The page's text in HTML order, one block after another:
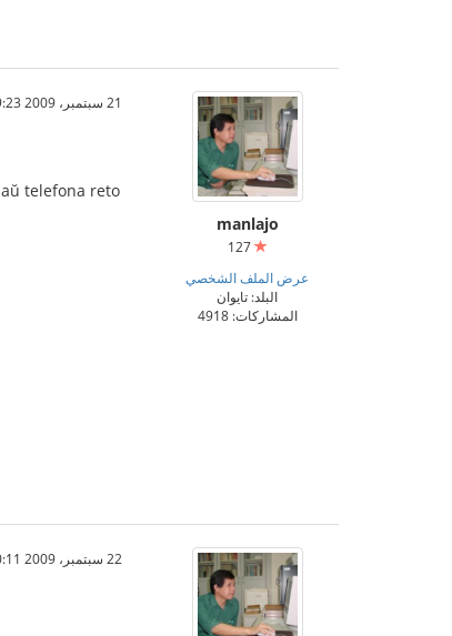
manlajo
127
عرض الملف الشخصي
البلد: تايوان
المشاركات: 4918
21 سبتمبر، 2009 4:29:23 ص
telefona reto
22 سبتمبر، 2009 6:30:11 ص